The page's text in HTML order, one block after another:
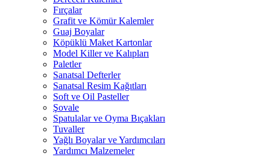
Fırçalar
Grafit ve Kömür Kalemler
Guaj Boyalar
Köpüklü Maket Kartonlar
Model Killer ve Kalıpları
Paletler
Sanatsal Defterler
Sanatsal Resim Kağıtları
Soft ve Oil Pasteller
Şovale
Spatulalar ve Oyma Bıçakları
Tuvaller
Yağlı Boyalar ve Yardımcıları
Yardımcı Malzemeler